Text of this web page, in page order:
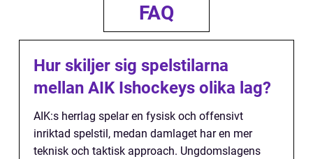
FAQ
Hur skiljer sig spelstilarna
mellan AIK Ishockeys olika lag?
AIK:s herrlag spelar en fysisk och offensivt
inriktad spelstil, medan damlaget har en mer
teknisk och taktisk approach. Ungdomslagens